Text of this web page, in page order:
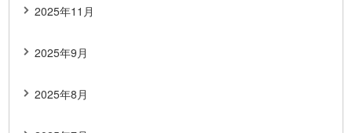
2025年11月
2025年9月
2025年8月